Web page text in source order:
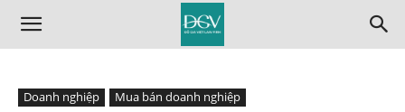
Doanh nghiệp Mua bán doanh nghiệp